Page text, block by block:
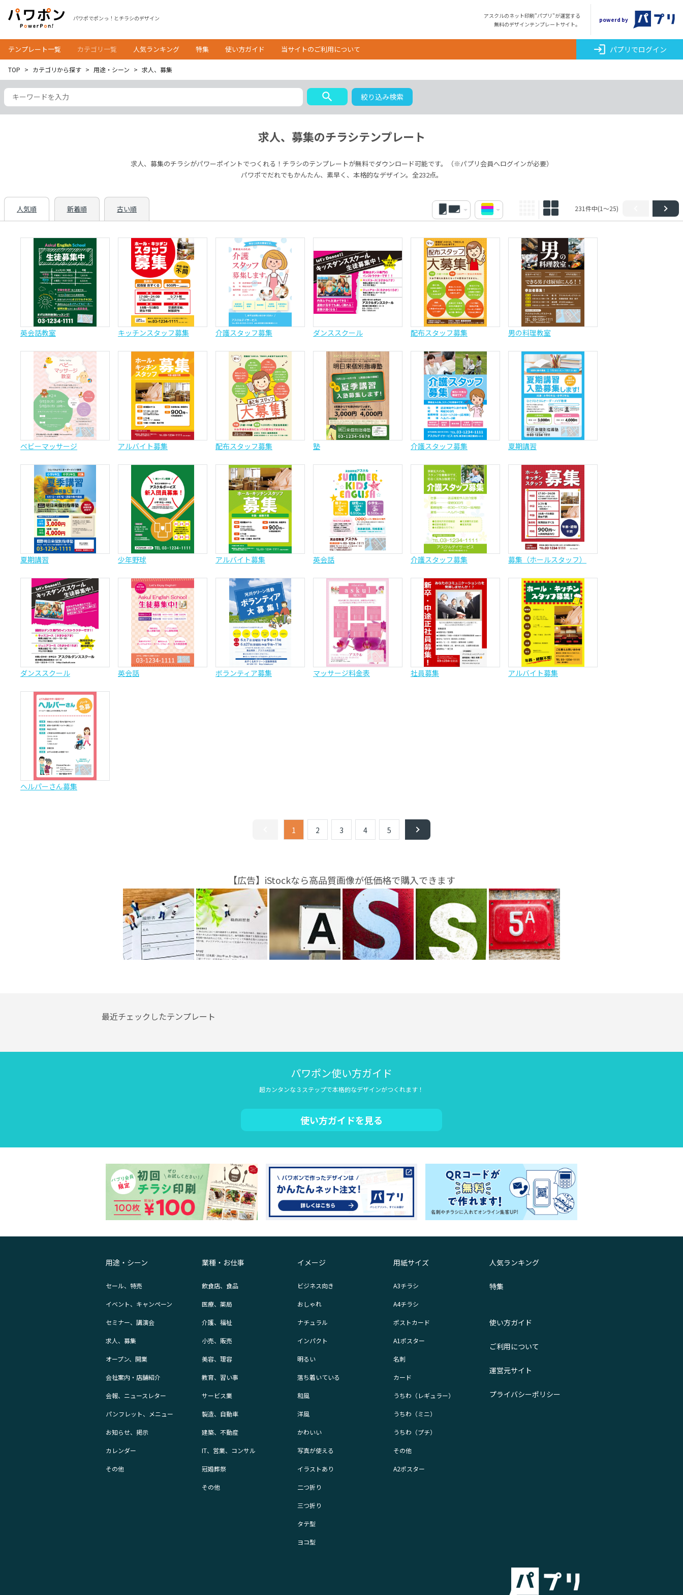
パワポでポンっ！とチラシのデザイン
アスクルのネット印刷"パプリ"が運営する
無料のデザインテンプレートサイト。
powerd by
テンプレート一覧 カテゴリ一覧 人気ランキング 特集 使い方ガイド 当サイトのご利用について login パプリでログイン
TOP カテゴリから探す 用途・シーン 求人、募集
search 絞り込み検索
求人、募集のチラシテンプレート
求人、募集のチラシがパワーポイントでつくれる！チラシのテンプレートが無料でダウンロード可能です。（※パプリ会員へログインが必要）
パワポでだれでもかんたん、素早く、本格的なデザイン。全232点。
人気順 新着順 古い順 231件中(1～25)
英会話教室 キッチンスタッフ募集 介護スタッフ募集 ダンススクール 配布スタッフ募集 男の料理教室
ベビーマッサージ アルバイト募集 配布スタッフ募集 塾 介護スタッフ募集 夏期講習
夏期講習 少年野球 アルバイト募集 英会話 介護スタッフ募集 募集（ホールスタッフ）
ダンススクール 英会話 ボランティア募集 マッサージ料金表 社員募集 アルバイト募集
ヘルパーさん募集
1 2 3 4 5
【広告】iStockなら高品質画像が低価格で購入できます
最近チェックしたテンプレート
パワポン使い方ガイド
超カンタンな３ステップで本格的なデザインがつくれます！
使い方ガイドを見る
用途・シーン
セール、特売
イベント、キャンペーン
セミナー、講演会
求人、募集
オープン、開業
会社案内・店舗紹介
会報、ニュースレター
パンフレット、メニュー
お知らせ、掲示
カレンダー
その他
業種・お仕事
飲食店、食品
医療、薬局
介護、福祉
小売、販売
美容、理容
教育、習い事
サービス業
製造、自動車
建築、不動産
IT、営業、コンサル
冠婚葬祭
その他
イメージ
ビジネス向き
おしゃれ
ナチュラル
インパクト
明るい
落ち着いている
和風
洋風
かわいい
写真が使える
イラストあり
二つ折り
三つ折り
タテ型
ヨコ型
用紙サイズ
A3チラシ
A4チラシ
ポストカード
A1ポスター
名刺
カード
うちわ（レギュラー）
うちわ（ミニ）
うちわ（プチ）
その他
A2ポスター
人気ランキング
特集
使い方ガイド
ご利用について
運営元サイト
プライバシーポリシー